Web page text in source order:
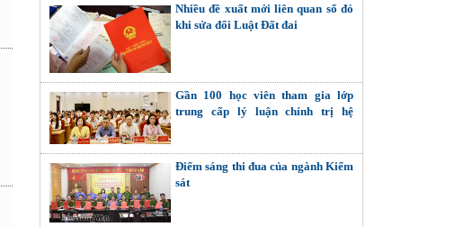
Nhiều đề xuất mới liên quan sổ đỏ
khi sửa đổi Luật Đất đai
Gần 100 học viên tham gia lớp
trung cấp lý luận chính trị hệ
Điểm sáng thi đua của ngành Kiểm
sát